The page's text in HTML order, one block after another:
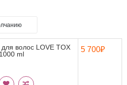
для волос LOVE TOX
ml
5 700₽